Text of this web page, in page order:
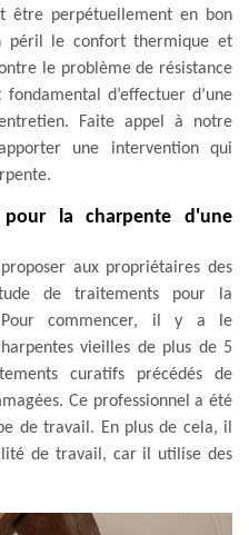
être perpétuellement en bon
péril le confort thermique et
le problème de résistance
d’effectuer d’une
Faite appel à notre
une intervention qui
pour la charpente d'une
aux propriétaires des
de traitements pour la
Pour commencer, il y a le
vieilles de plus de 5
curatifs précédés de
Ce professionnel a été
de travail. En plus de cela, il
de travail, car il utilise des